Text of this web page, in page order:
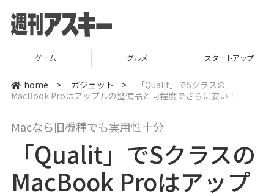
ゲーム グルメ スタートアップ
home > ガジェット >
「Qualit」でSクラスの
MacBook Proはアップルの整備品と同程度でさらに安い！
Macなら旧機種でも実用性十分
「Qualit」でSクラスの
MacBook Proはアップ